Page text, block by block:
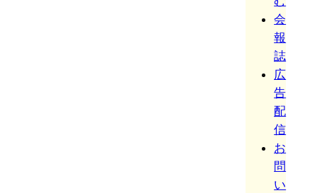
会
報
誌
広
告
配
信
お
問
い